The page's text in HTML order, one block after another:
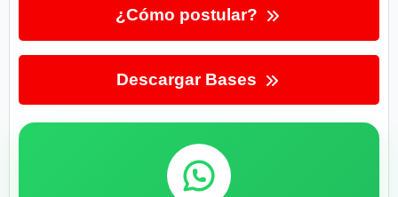
¿Cómo postular?
Descargar Bases